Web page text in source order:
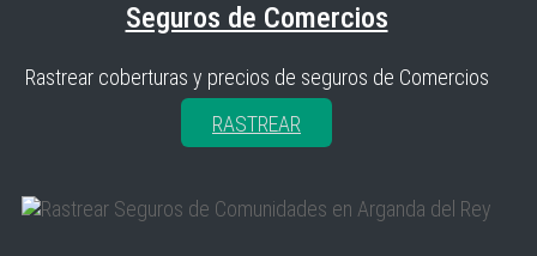
Seguros de Comercios
Rastrear coberturas y precios de seguros de Comercios
RASTREAR